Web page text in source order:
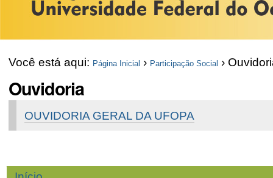
conteúdo.
para
a
navegação
Você está aqui: Página Inicial › Participação Social ›
Ouvidoria
OUVIDORIA GERAL DA UFOPA
Navegação